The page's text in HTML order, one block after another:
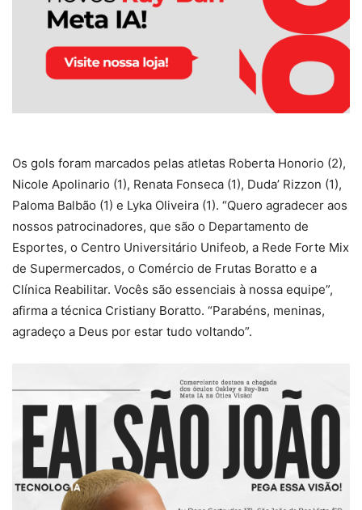
Os gols foram marcados pelas atletas Roberta Honorio (2),
Nicole Apolinario (1), Renata Fonseca (1), Duda’ Rizzon (1),
Paloma Balbão (1) e Lyka Oliveira (1). “Quero agradecer aos
nossos patrocinadores, que são o Departamento de
Esportes, o Centro Universitário Unifeob, a Rede Forte Mix
de Supermercados, o Comércio de Frutas Boratto e a
Clínica Reabilitar. Vocês são essenciais à nossa equipe”,
afirma a técnica Cristiany Boratto. “Parabéns, meninas,
agradeço a Deus por estar tudo voltando”.